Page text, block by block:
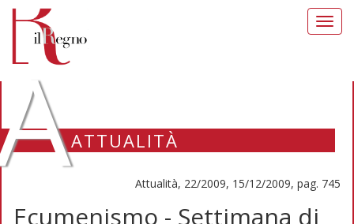
ATTUALITÀ
Attualità, 22/2009, 15/12/2009, pag. 745
Ecumenismo - Settimana di